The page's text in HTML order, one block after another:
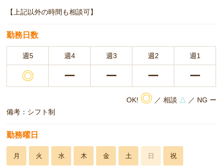
【上記以外の時間も相談可】
勤務日数
週5 週4 週3 週2 週1
◎ ー ー ー ー
OK! ◎ ／ 相談 △ ／ NG ー
備考：シフト制
勤務曜日
月 火 水 木 金 土 日 祝